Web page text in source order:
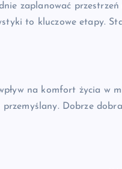
zaplanować
to kluczowe etapy.
na komfort życia w
Dobrze